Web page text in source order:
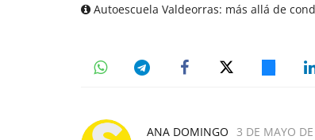
Autoescuela Valdeorras: más allá de
ANA DOMINGO 3 DE MAYO